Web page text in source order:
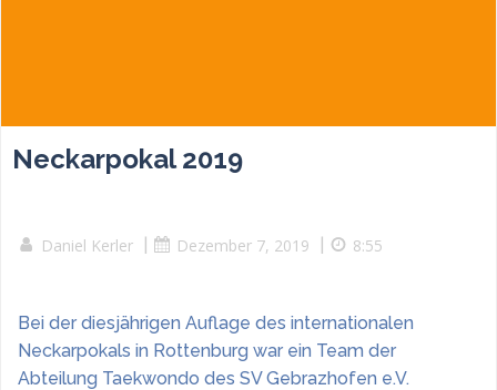
Neckarpokal 2019
Daniel Kerler Dezember 7, 2019 8:55
Bei der diesjährigen Auflage des internationalen
Neckarpokals in Rottenburg war ein Team der
Abteilung Taekwondo des SV Gebrazhofen e.V.